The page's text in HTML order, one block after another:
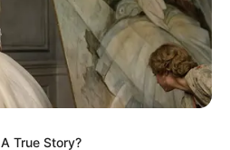
desplegó luego de la
True Story?